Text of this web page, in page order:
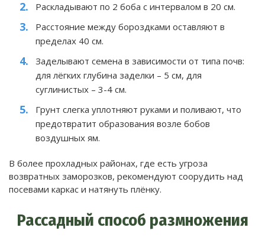
Раскладывают по 2 боба с интервалом в 20 см.
Расстояние между бороздками оставляют в
пределах 40 см.
Заделывают семена в зависимости от типа почв:
для лёгких глубина заделки – 5 см, для
суглинистых – 3-4 см.
Грунт слегка уплотняют руками и поливают, что
предотвратит образования возле бобов
воздушных ям.
В более прохладных районах, где есть угроза
возвратных заморозков, рекомендуют соорудить над
посевами каркас и натянуть плёнку.
Рассадный способ размножения